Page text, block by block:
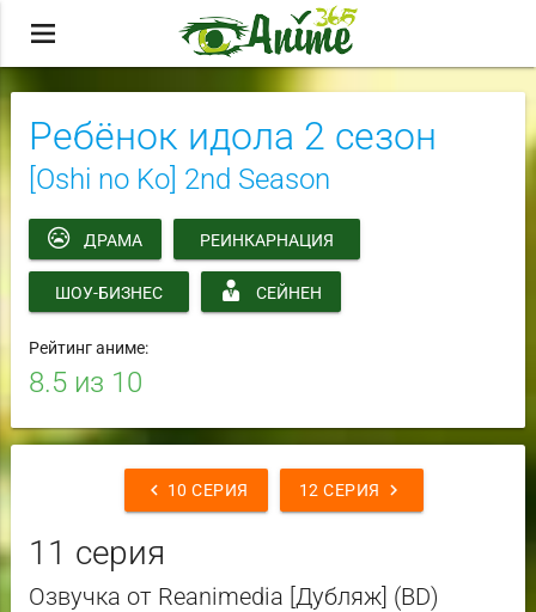
menu
Ребёнок идола 2 сезон
[Oshi no Ko] 2nd Season
ДРАМА РЕИНКАРНАЦИЯ
ШОУ-БИЗНЕС СЕЙНЕН
Рейтинг аниме:
8.5из 10
chevron_left 10 СЕРИЯ chevron_right
12 СЕРИЯ
11 серия
Озвучка от Reanimedia [Дубляж] (BD)